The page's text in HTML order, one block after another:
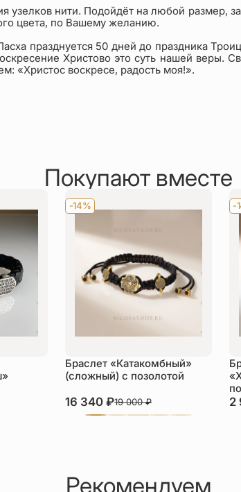
узелков нити. Подойдёт на любой размер,
цвета, по Вашему желанию.
празднуется 50 дней до праздника
Христово это суть нашей веры.
«Христос воскресе, радость моя!».
Покупают вместе
-14%
Браслет «Катакомбный»
(сложный) с позолотой
16 340₽19 000₽
-
2
Рекомендуем